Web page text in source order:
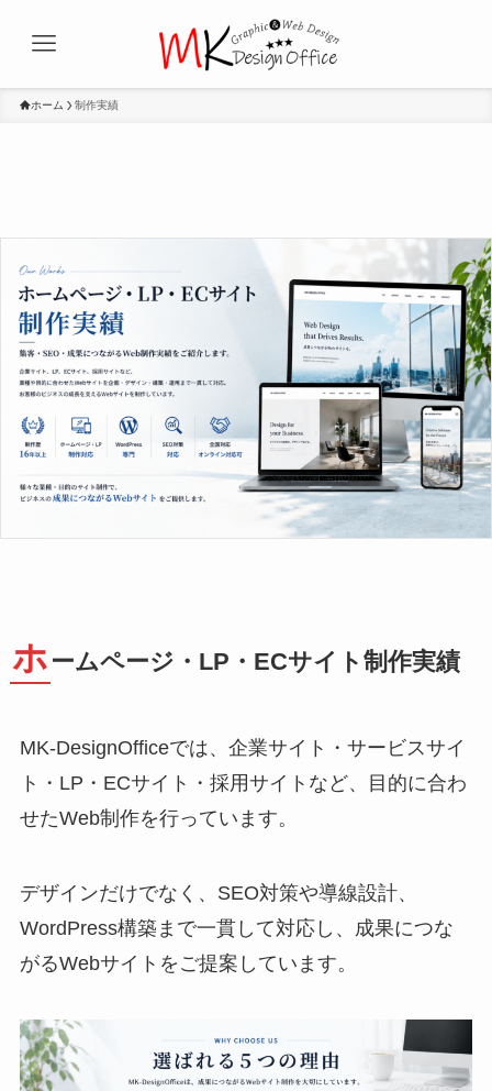
ホーム 制作実績
ホ ームページ・LP・ECサイト制作実績
MK-DesignOfficeでは、企業サイト・サービスサイ
ト・LP・ECサイト・採用サイトなど、目的に合わ
せたWeb制作を行っています。
デザインだけでなく、SEO対策や導線設計、
WordPress構築まで一貫して対応し、成果につな
がるWebサイトをご提案しています。